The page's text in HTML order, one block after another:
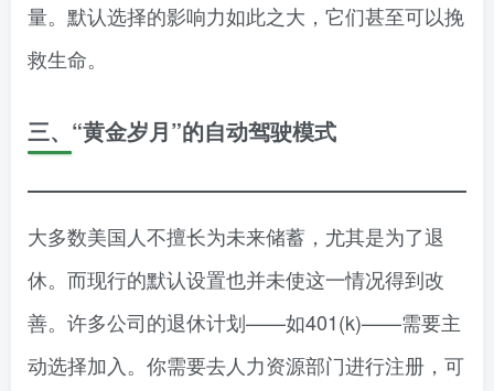
量。默认选择的影响力如此之大，它们甚至可以挽
救生命。
三、“黄金岁月”的自动驾驶模式
大多数美国人不擅长为未来储蓄，尤其是为了退
休。而现行的默认设置也并未使这一情况得到改
善。许多公司的退休计划——如401(k)——需要主
动选择加入。你需要去人力资源部门进行注册，可